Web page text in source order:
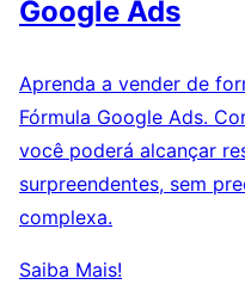
Google Ads
Aprenda a vender de
Fórmula Google Ads.
você poderá alcançar
surpreendentes, sem
complexa.
Saiba Mais!